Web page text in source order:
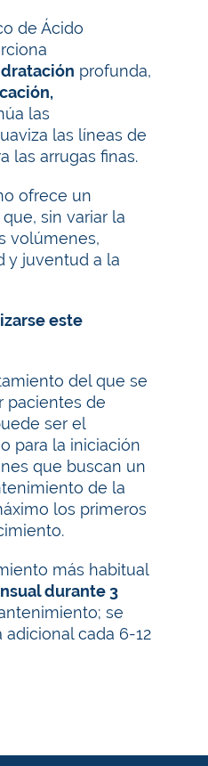
de Ácido
profunda,
las
las líneas de
las arrugas finas.
ofrece un
que, sin variar la
volúmenes,
y juventud a la
este
del que se
pacientes de
ser el
para la iniciación
que buscan un
de la
los primeros
más habitual
durante 3
se
cada 6-12